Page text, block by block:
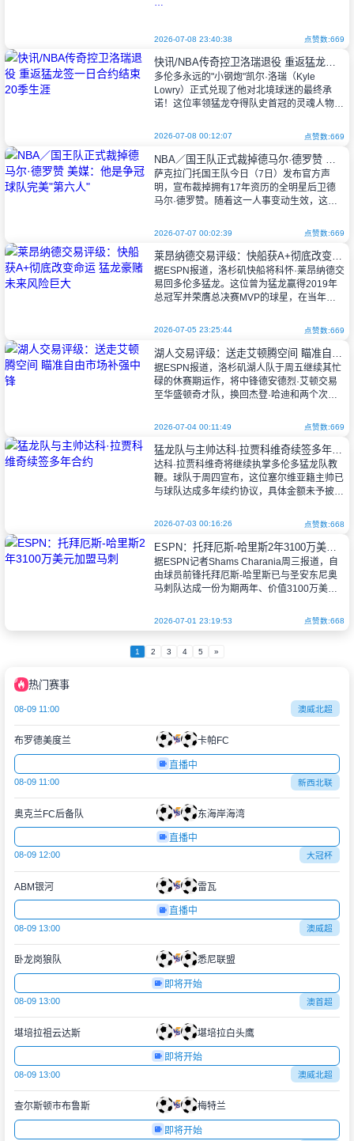
James）的下一站动向成为休赛期最大焦点。
在确定不会重返湖人后，其经纪人里奇·保罗
（Rich Paul）近日公开谈及这位
2026-07-08 23:40:38 点赞数:669
快讯/NBA传奇控卫洛瑞退役 重返猛龙签一日合约结束20季生涯
多伦多永远的"小钢炮"凯尔·洛瑞（Kyle
Lowry）正式兑现了他对北境球迷的最终承
诺！这位率领猛龙夺得队史首冠的灵魂人物，
业生涯。洛瑞象征性地与猛龙签下
2026-07-08 00:12:07 点赞数:669
萨克拉门托国王队今日（7日）发布官方声
明，宣布裁掉拥有17年资历的全明星后卫德
马尔·德罗赞。随着这一人事变动生效，这位
将，将成为今夏自由市场上最受瞩目的顶级
2026-07-07 00:02:39 点赞数:669
莱昂纳德交易评级：快船获A+彻底改变命运 猛龙豪赌未来风险巨大
据ESPN报道，洛杉矶快船将科怀·莱昂纳德交
易回多伦多猛龙。这位曾为猛龙赢得2019年
总冠军并荣膺总决赛MVP的球星，在当年夏
通过休赛期最重磅交易之一，迎回
2026-07-05 23:25:44 点赞数:669
据ESPN报道，洛杉矶湖人队于周五继续其忙
碌的休赛期运作，将中锋德安德烈·艾顿交易
至华盛顿奇才队，换回杰登·哈迪和两个次轮
勒的替补，而是决定通过交易腾出名额
2026-07-04 00:11:49 点赞数:669
猛龙队与主帅达科·拉贾科维奇续签多年合约
达科·拉贾科维奇将继续执掌多伦多猛龙队教
鞭。球队于周四宣布，这位塞尔维亚籍主帅已
与球队达成多年续约协议，具体金额未予披
现年47岁的拉贾科维奇于2023年6月接手
猛龙，上赛季率队取得
2026-07-03 00:16:26 点赞数:668
ESPN：托拜厄斯-哈里斯2年3100万美元加盟马刺
据ESPN记者Shams Charania周三报道，自
由球员前锋托拜厄斯-哈里斯已与圣安东尼奥
马刺队达成一份为期两年、价值3100万美元
2026-07-01 23:19:53 点赞数:668
1 2 3 4 5 »
热门赛事
08-09 11:00 澳威北超
布罗德美度兰 卡帕FC
直播中
08-09 11:00 新西北联
奥克兰FC后备队 东海岸海湾
直播中
08-09 12:00 大冠杯
ABM银河 雷瓦
直播中
08-09 13:00 澳威超
卧龙岗狼队 悉尼联盟
即将开始
08-09 13:00 澳首超
堪培拉祖云达斯 堪培拉白头鹰
即将开始
08-09 13:00 澳威北超
查尔斯顿市布鲁斯 梅特兰
即将开始